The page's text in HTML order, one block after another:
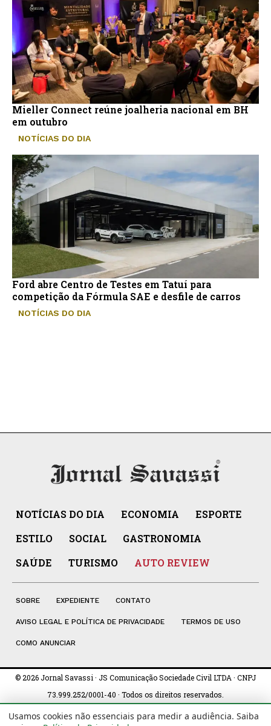
Mieller Connect reúne joalheria nacional em BH
em outubro
NOTÍCIAS DO DIA
Ford abre Centro de Testes em Tatuí para
competição da Fórmula SAE e desfile de carros
NOTÍCIAS DO DIA
NOTÍCIAS DO DIA ECONOMIA
ESPORTE
ESTILO
SOCIAL
GASTRONOMIA
SAÚDE
TURISMO AUTO REVIEW
SOBRE EXPEDIENTE CONTATO
AVISO LEGAL E POLÍTICA DE PRIVACIDADE TERMOS DE USO
COMO ANUNCIAR
© 2026 Jornal Savassi · JS Comunicação Sociedade Civil LTDA · CNPJ
73.999.252/0001-40 · Todos os direitos reservados.
Usamos cookies não essenciais para medir a audiência. Saiba